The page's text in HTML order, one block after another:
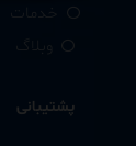
پشتیبانی